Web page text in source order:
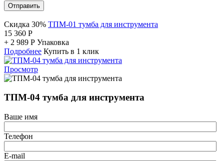
Отправить
Скидка 30% ТПМ-01 тумба для инструмента
15 360 Р
+ 2 989 Р Упаковка
Подробнее Купить в 1 клик
Просмотр
ТПМ-04 тумба для инструмента
Ваше имя
Телефон
E-mail